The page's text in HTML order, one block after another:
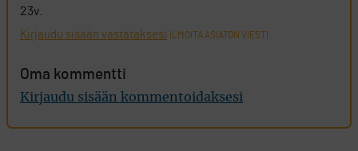
23v.
Kirjaudu sisään vastataksesi ILMOITA ASIATON VIESTI
Oma kommentti
Kirjaudu sisään kommentoidaksesi